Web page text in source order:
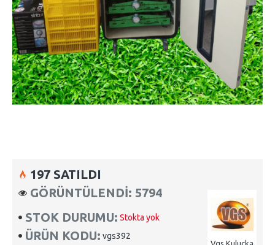
STOK DURUMU: Stokta yok
ÜRÜN KODU: vgs392
Vgs Kulucka
197 SATILDI
GÖRÜNTÜLENDI: 5794